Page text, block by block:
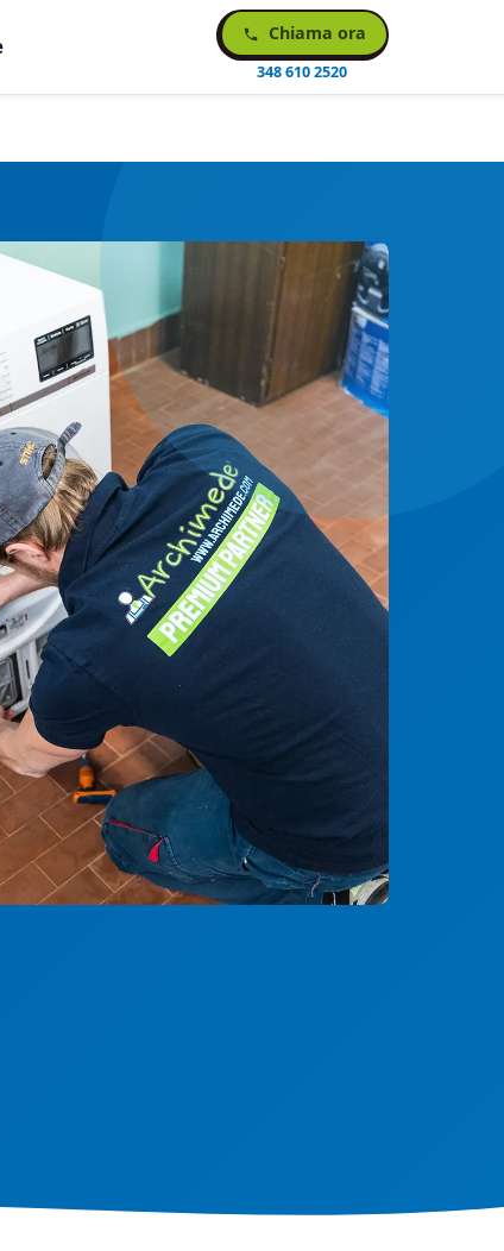
Chiama ora
348 610 2520